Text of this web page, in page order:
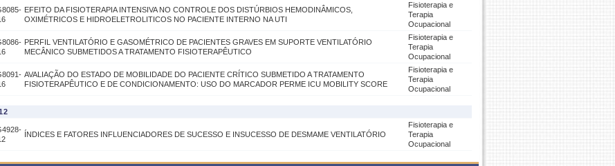
EFEITO DA FISIOTERAPIA INTENSIVA NO CONTROLE DOS DISTÚRBIOS HEMODINÂMICOS,
OXIMÉTRICOS E HIDROELETROLITICOS NO PACIENTE INTERNO NA UTI
Fisioterapia e
Terapia
Ocupacional
PERFIL VENTILATÓRIO E GASOMÉTRICO DE PACIENTES GRAVES EM SUPORTE VENTILATÓRIO
MECÂNICO SUBMETIDOS A TRATAMENTO FISIOTERAPÊUTICO
Fisioterapia e
Terapia
Ocupacional
AVALIAÇÃO DO ESTADO DE MOBILIDADE DO PACIENTE CRÍTICO SUBMETIDO A TRATAMENTO
FISIOTERAPÊUTICO E DE CONDICIONAMENTO: USO DO MARCADOR PERME ICU MOBILITY SCORE
Fisioterapia e
Terapia
Ocupacional
ÍNDICES E FATORES INFLUENCIADORES DE SUCESSO E INSUCESSO DE DESMAME VENTILATÓRIO
Fisioterapia e
Terapia
Ocupacional